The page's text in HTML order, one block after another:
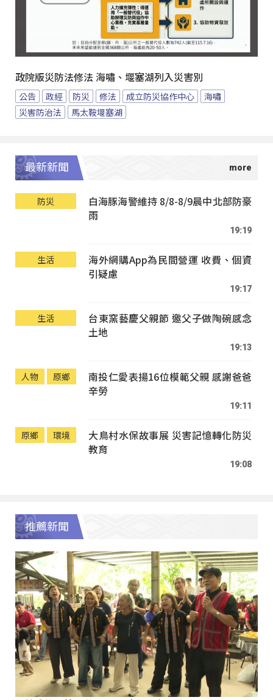
政院版災防法修法 海嘯、堰塞湖列入災害別
公告 政經 防災 修法 成立防災協作中心
海嘯
災害防治法
馬太鞍堰塞湖
最新新聞
防災
白海豚海警維持 8/8-8/9晨中北部防豪
雨
19:19
生活
海外網購App為民間營運 收費、個資
引疑慮
19:17
生活
台東窯藝慶父親節 邀父子做陶碗感念
土地
19:13
人物 原鄉
南投仁愛表揚16位模範父親 感謝爸爸
辛勞
19:11
原鄉 環境
大鳥村水保故事展 災害記憶轉化防災
教育
19:08
推薦新聞